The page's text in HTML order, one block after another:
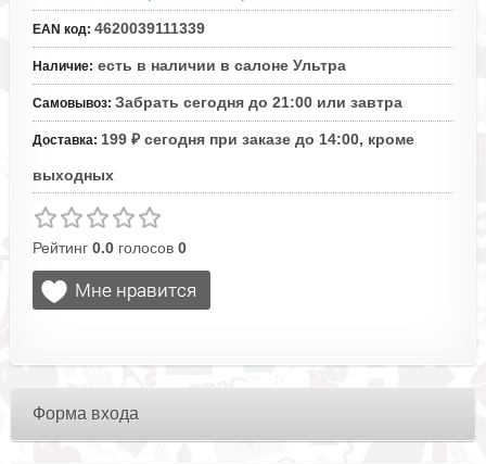
EAN код: 4620039111339
Наличие: есть в наличии в салоне Ультра
Самовывоз: Забрать сегодня до 21:00 или завтра
Доставка: 199 ₽ сегодня при заказе до 14:00, кроме
выходных
Рейтинг 0.0голосов 0
Форма входа